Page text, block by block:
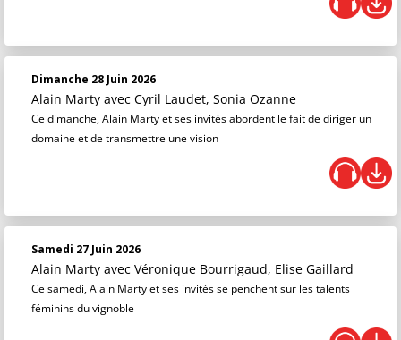
Dimanche 28 Juin 2026
Alain Marty avec Cyril Laudet, Sonia Ozanne
Ce dimanche, Alain Marty et ses invités abordent le fait de diriger un
domaine et de transmettre une vision
Samedi 27 Juin 2026
Alain Marty avec Véronique Bourrigaud, Elise Gaillard
Ce samedi, Alain Marty et ses invités se penchent sur les talents
féminins du vignoble